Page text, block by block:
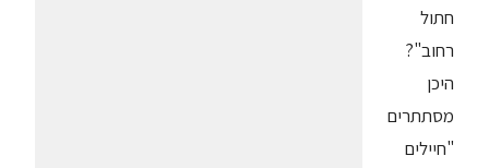
חתול
רחוב"?
היכן
מסתתרים
"חיילים